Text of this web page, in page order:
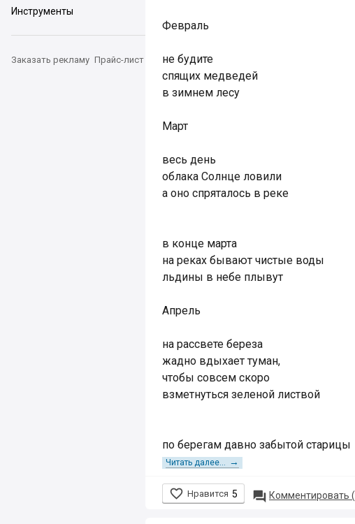
Инструменты
Заказать рекламу Прайс-лист
Февраль
не будите
спящих медведей
в зимнем лесу
Март
весь день
облака Солнце ловили
а оно спряталось в реке
в конце марта
на реках бывают чистые воды
льдины в небе плывут
Апрель
на рассвете береза
жадно вдыхает туман,
чтобы совсем скоро
взметнуться зеленой листвой
по берегам давно забытой старицы
Читать далее... →
 Нравится 5  Комментировать (